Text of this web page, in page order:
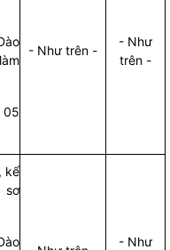
- Như trên -
- Như
trên -
kể
sơ
- Như